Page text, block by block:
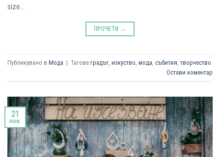
size…
ПРОЧЕТИ →
Публикувано в Мода | Тагове градът изкуство мода събития творчество
Остави коментар
21
ное.